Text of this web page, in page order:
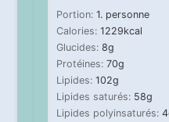
Portion: 1. personne
Calories: 1229kcal
Glucides: 8g
Protéines: 70g
Lipides: 102g
Lipides saturés: 58g
Lipides polyinsaturés: 4